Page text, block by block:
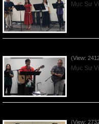
Mục Sư
(View:
Mục Sư
(View: